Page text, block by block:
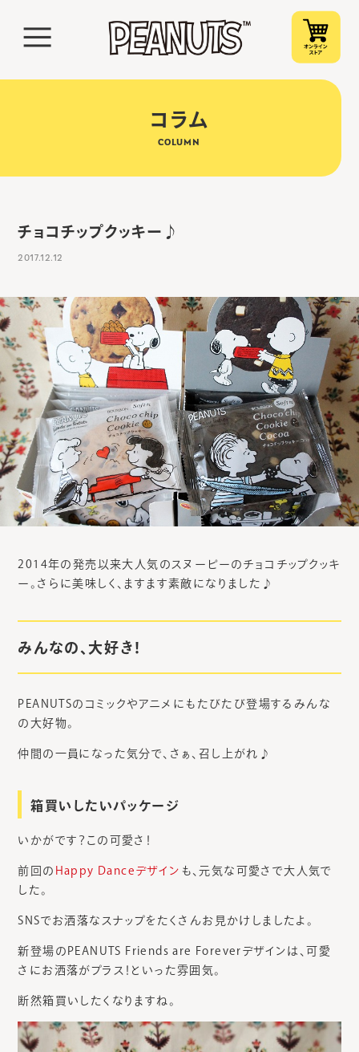
コラム
COLUMN
チョコチップクッキー♪
2017.12.12
2014年の発売以来大人気のスヌーピーのチョコチップクッキ
ー。さらに美味しく、ますます素敵になりました♪
みんなの、大好き！
PEANUTSのコミックやアニメにもたびたび登場するみんな
の大好物。
仲間の一員になった気分で、さぁ、召し上がれ♪
箱買いしたいパッケージ
いかがです？この可愛さ！
前回の Happy Danceデザイン も、元気な可愛さで大人気で
した。
SNSでお洒落なスナップをたくさんお見かけしましたよ。
新登場のPEANUTS Friends are Foreverデザインは、可愛
さにお洒落がプラス！といった雰囲気。
断然箱買いしたくなりますね。